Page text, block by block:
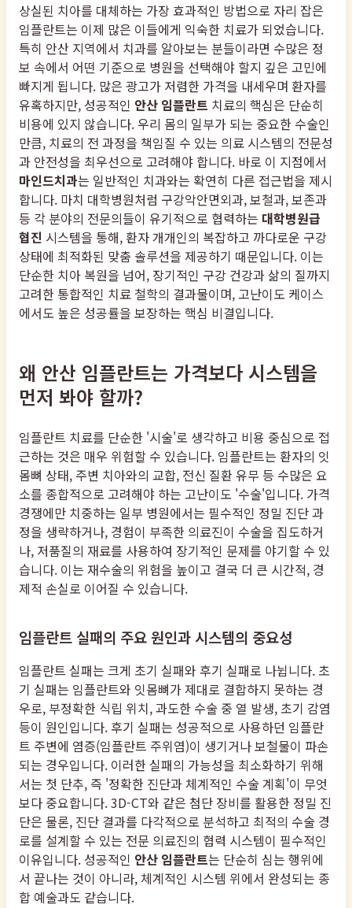
상실된 치아를 대체하는 가장 효과적인 방법으로 자리 잡은
임플란트는 이제 많은 이들에게 익숙한 치료가 되었습니다.
특히 안산 지역에서 치과를 알아보는 분들이라면 수많은 정
보 속에서 어떤 기준으로 병원을 선택해야 할지 깊은 고민에
빠지게 됩니다. 많은 광고가 저렴한 가격을 내세우며 환자를
유혹하지만, 성공적인 안산 임플란트 치료의 핵심은 단순히
비용에 있지 않습니다. 우리 몸의 일부가 되는 중요한 수술인
만큼, 치료의 전 과정을 책임질 수 있는 의료 시스템의 전문성
과 안전성을 최우선으로 고려해야 합니다. 바로 이 지점에서
마인드치과는 일반적인 치과와는 확연히 다른 접근법을 제시
합니다. 마치 대학병원처럼 구강악안면외과, 보철과, 보존과
등 각 분야의 전문의들이 유기적으로 협력하는 대학병원급
협진 시스템을 통해, 환자 개개인의 복잡하고 까다로운 구강
상태에 최적화된 맞춤 솔루션을 제공하기 때문입니다. 이는
단순한 치아 복원을 넘어, 장기적인 구강 건강과 삶의 질까지
고려한 통합적인 치료 철학의 결과물이며, 고난이도 케이스
에서도 높은 성공률을 보장하는 핵심 비결입니다.
왜 안산 임플란트는 가격보다 시스템을
먼저 봐야 할까?
임플란트 치료를 단순한 '시술'로 생각하고 비용 중심으로 접
근하는 것은 매우 위험할 수 있습니다. 임플란트는 환자의 잇
몸뼈 상태, 주변 치아와의 교합, 전신 질환 유무 등 수많은 요
소를 종합적으로 고려해야 하는 고난이도 '수술'입니다. 가격
경쟁에만 치중하는 일부 병원에서는 필수적인 정밀 진단 과
정을 생략하거나, 경험이 부족한 의료진이 수술을 집도하거
나, 저품질의 재료를 사용하여 장기적인 문제를 야기할 수 있
습니다. 이는 재수술의 위험을 높이고 결국 더 큰 시간적, 경
제적 손실로 이어질 수 있습니다.
임플란트 실패의 주요 원인과 시스템의 중요성
임플란트 실패는 크게 초기 실패와 후기 실패로 나뉩니다. 초
기 실패는 임플란트와 잇몸뼈가 제대로 결합하지 못하는 경
우로, 부정확한 식립 위치, 과도한 수술 중 열 발생, 초기 감염
등이 원인입니다. 후기 실패는 성공적으로 사용하던 임플란
트 주변에 염증(임플란트 주위염)이 생기거나 보철물이 파손
되는 경우입니다. 이러한 실패의 가능성을 최소화하기 위해
서는 첫 단추, 즉 '정확한 진단과 체계적인 수술 계획'이 무엇
보다 중요합니다. 3D-CT와 같은 첨단 장비를 활용한 정밀 진
단은 물론, 진단 결과를 다각적으로 분석하고 최적의 수술 경
로를 설계할 수 있는 전문 의료진의 협력 시스템이 필수적인
이유입니다. 성공적인 안산 임플란트는 단순히 심는 행위에
서 끝나는 것이 아니라, 체계적인 시스템 위에서 완성되는 종
합 예술과도 같습니다.